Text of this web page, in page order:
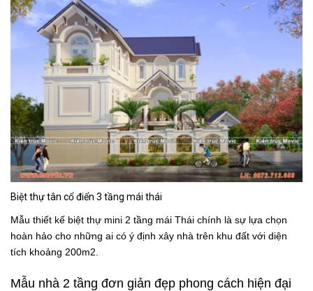
Biệt thự tân cổ điển 3 tầng mái thái
Mẫu thiết kế biệt thự mini 2 tầng mái Thái chính là sự lựa chọn
hoàn hảo cho những ai có ý định xây nhà trên khu đất với diện
tích khoảng 200m2.
Mẫu nhà 2 tầng đơn giản đẹp phong cách hiện đại